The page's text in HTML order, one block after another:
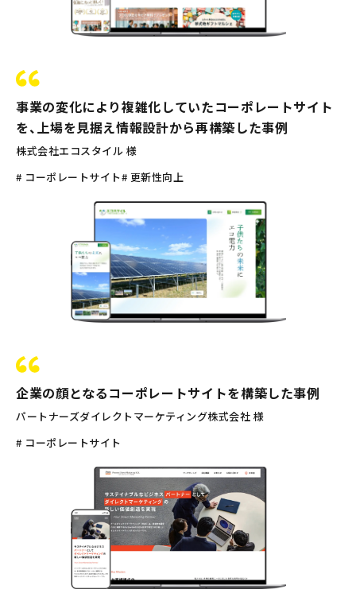
事業の変化により複雑化していたコーポレートサイト
を、上場を見据え情報設計から再構築した事例
株式会社エコスタイル 様
# コーポレートサイト# 更新性向上
企業の顔となるコーポレートサイトを構築した事例
パートナーズダイレクトマーケティング株式会社 様
# コーポレートサイト